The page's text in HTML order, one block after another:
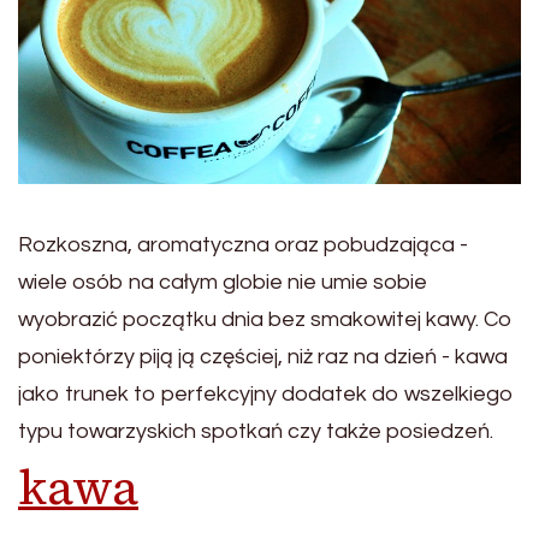
Rozkoszna, aromatyczna oraz pobudzająca -
wiele osób na całym globie nie umie sobie
wyobrazić początku dnia bez smakowitej kawy. Co
poniektórzy piją ją częściej, niż raz na dzień - kawa
jako trunek to perfekcyjny dodatek do wszelkiego
typu towarzyskich spotkań czy także posiedzeń.
kawa